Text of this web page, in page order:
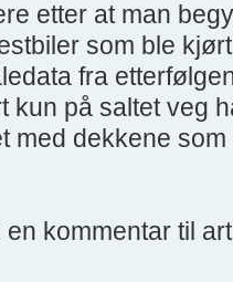
etter at man
som ble
fra
kun på saltet veg
med dekkene
kommentar til